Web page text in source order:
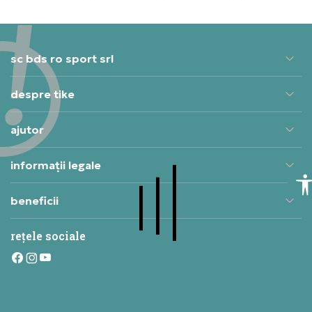
sc bds ro sport srl
despre tike
ajutor
informații legale
beneficii
rețele sociale